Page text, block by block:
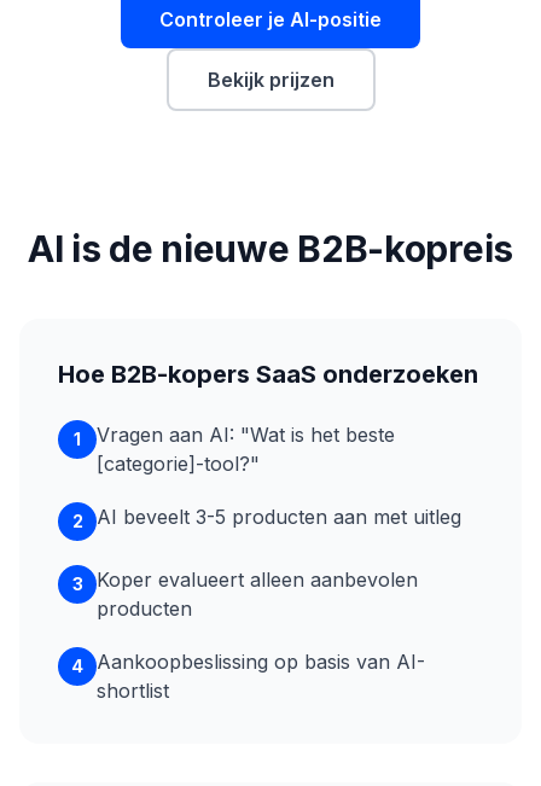
Controleer je AI-positie
Bekijk prijzen
AI is de nieuwe B2B-kopreis
Hoe B2B-kopers SaaS onderzoeken
1
Vragen aan AI: "Wat is het beste
[categorie]-tool?"
2 AI beveelt 3-5 producten aan met uitleg
3
Koper evalueert alleen aanbevolen
producten
4
Aankoopbeslissing op basis van AI-
shortlist